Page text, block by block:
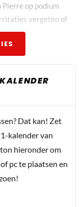
op podium
vergeten of
hand. Natuurlijk
dat iedereen
als ik zie hoeveel
om Hamilton
om te zien.
Dat kan! Zet
kalender van
hieronder om
pc te plaatsen en